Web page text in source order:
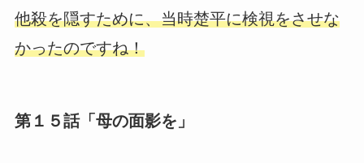
他殺を隠すために、当時楚平に検視をさせな
かったのですね！
第１５話「母の面影を」